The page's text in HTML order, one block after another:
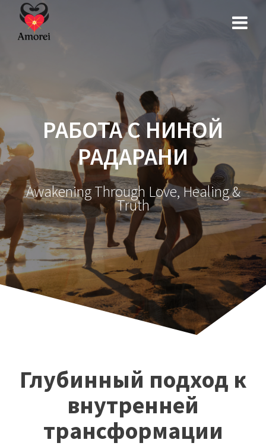
РАБОТА С НИНОЙ
РАДАРАНИ
Awakening Through Love, Healing &
Truth
Глубинный подход к
внутренней
трансформации